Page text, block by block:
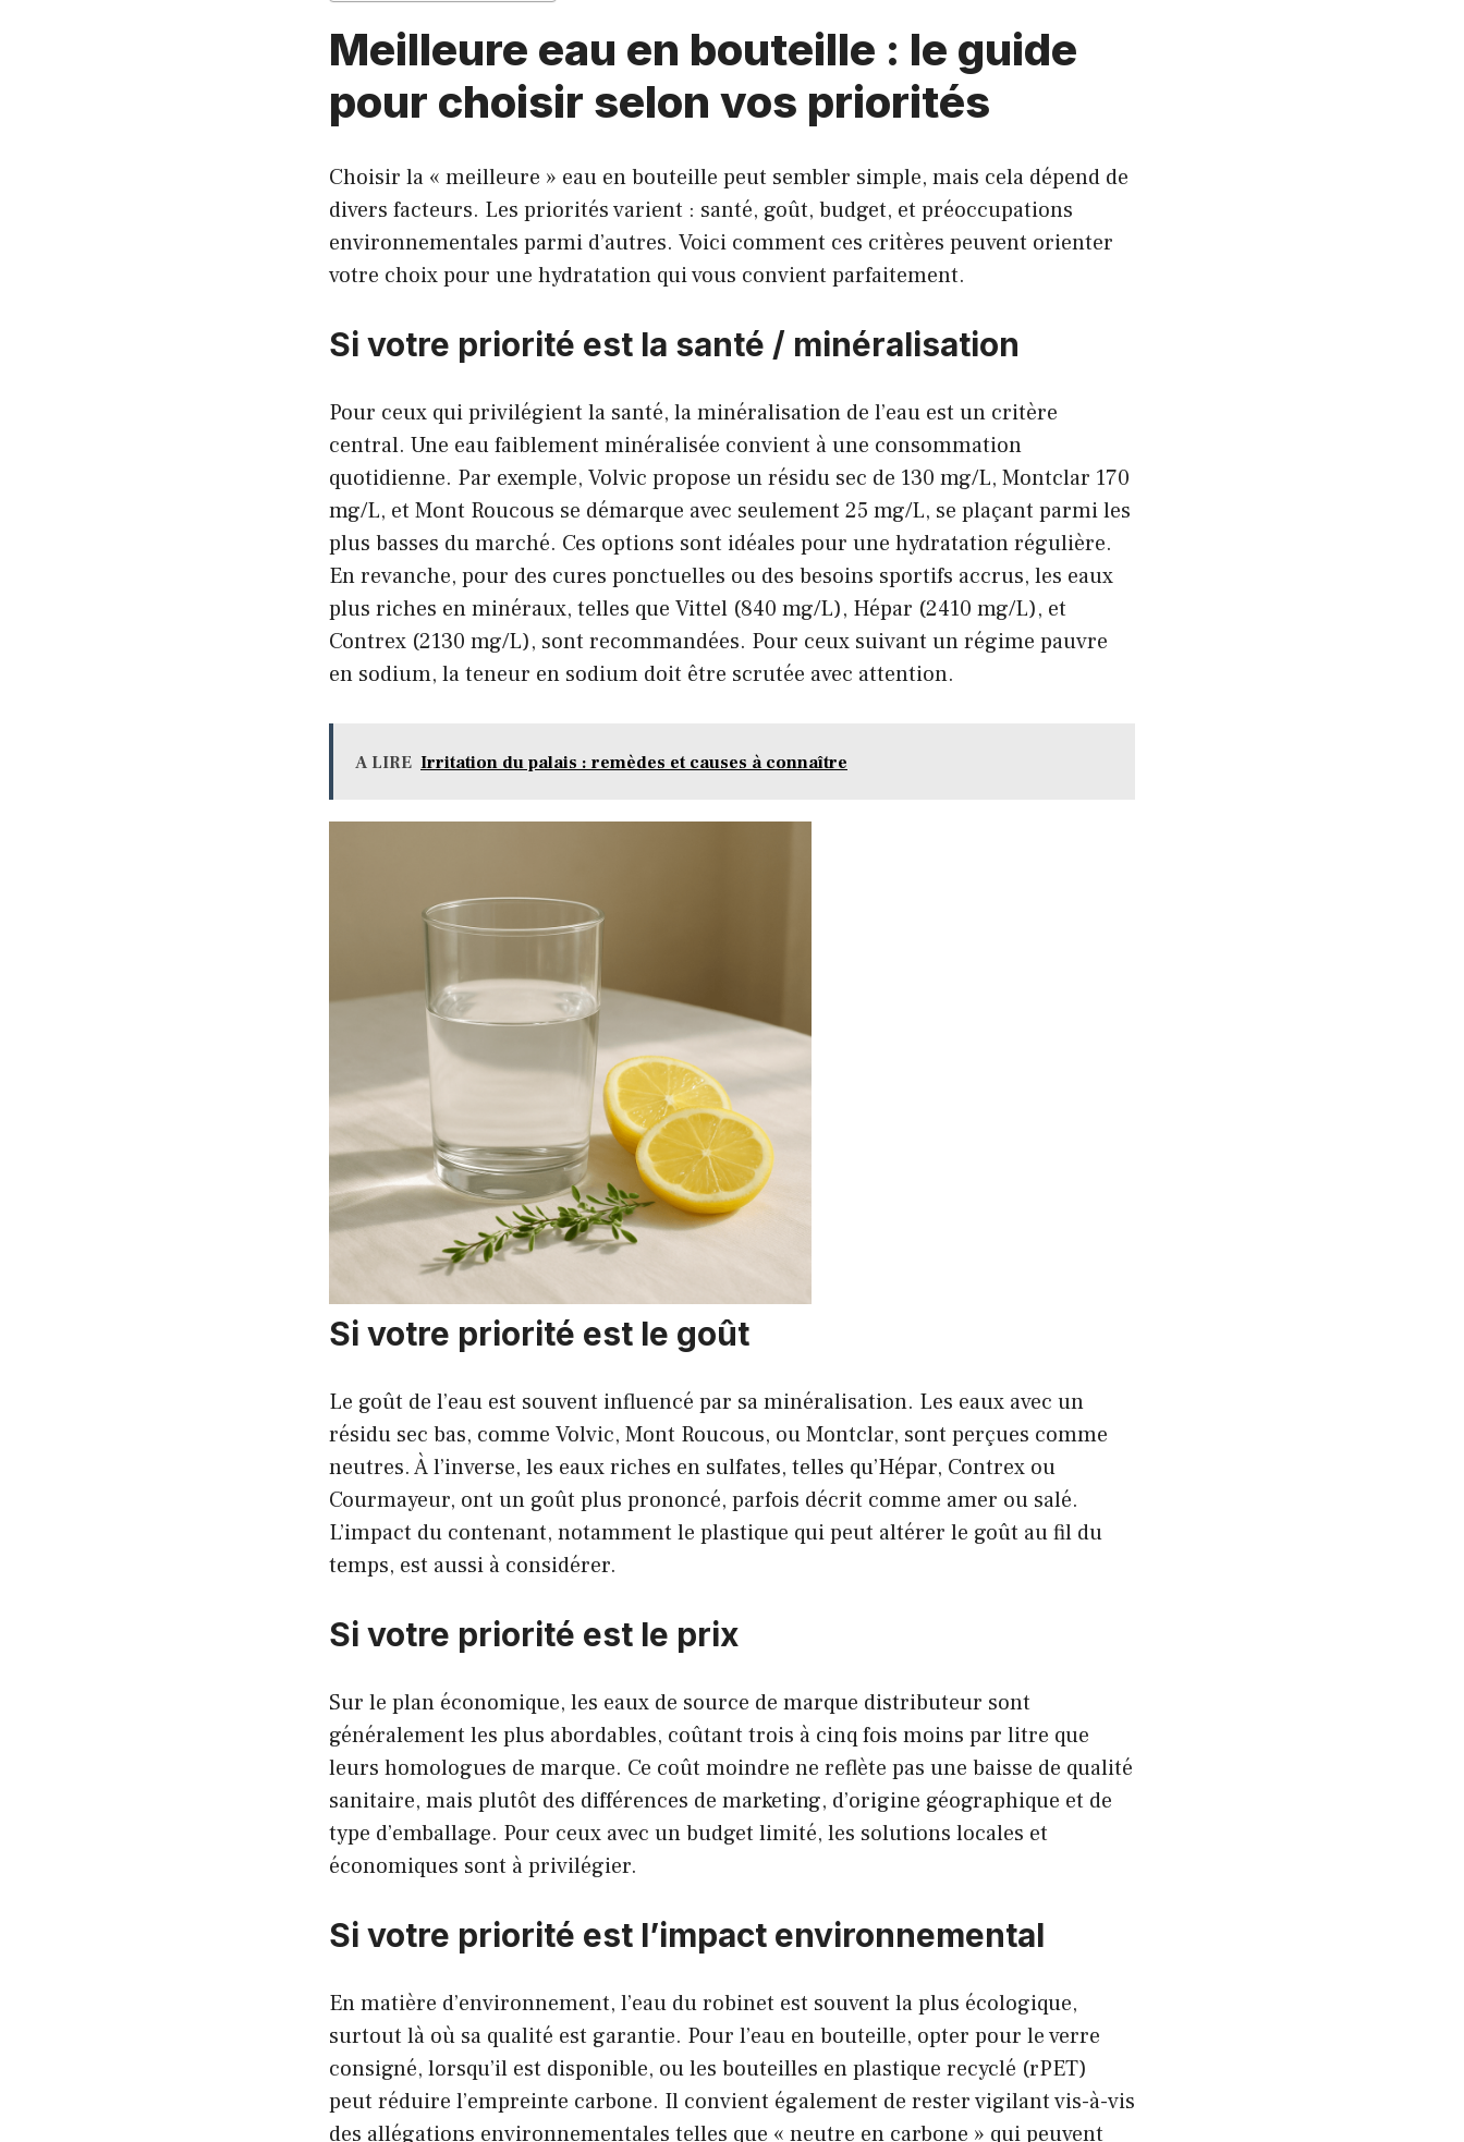
Meilleure eau en bouteille : le guide
pour choisir selon vos priorités
Choisir la « meilleure » eau en bouteille peut sembler simple, mais cela dépend de
divers facteurs. Les priorités varient : santé, goût, budget, et préoccupations
environnementales parmi d’autres. Voici comment ces critères peuvent orienter
votre choix pour une hydratation qui vous convient parfaitement.
Si votre priorité est la santé / minéralisation
Pour ceux qui privilégient la santé, la minéralisation de l’eau est un critère
central. Une eau faiblement minéralisée convient à une consommation
quotidienne. Par exemple, Volvic propose un résidu sec de 130 mg/L, Montclar 170
mg/L, et Mont Roucous se démarque avec seulement 25 mg/L, se plaçant parmi les
plus basses du marché. Ces options sont idéales pour une hydratation régulière.
En revanche, pour des cures ponctuelles ou des besoins sportifs accrus, les eaux
plus riches en minéraux, telles que Vittel (840 mg/L), Hépar (2410 mg/L), et
Contrex (2130 mg/L), sont recommandées. Pour ceux suivant un régime pauvre
en sodium, la teneur en sodium doit être scrutée avec attention.
A LIRE Irritation du palais : remèdes et causes à connaître
Si votre priorité est le goût
Le goût de l’eau est souvent influencé par sa minéralisation. Les eaux avec un
résidu sec bas, comme Volvic, Mont Roucous, ou Montclar, sont perçues comme
neutres. À l’inverse, les eaux riches en sulfates, telles qu’Hépar, Contrex ou
Courmayeur, ont un goût plus prononcé, parfois décrit comme amer ou salé.
L’impact du contenant, notamment le plastique qui peut altérer le goût au fil du
temps, est aussi à considérer.
Si votre priorité est le prix
Sur le plan économique, les eaux de source de marque distributeur sont
généralement les plus abordables, coûtant trois à cinq fois moins par litre que
leurs homologues de marque. Ce coût moindre ne reflète pas une baisse de qualité
sanitaire, mais plutôt des différences de marketing, d’origine géographique et de
type d’emballage. Pour ceux avec un budget limité, les solutions locales et
économiques sont à privilégier.
Si votre priorité est l’impact environnemental
En matière d’environnement, l’eau du robinet est souvent la plus écologique,
surtout là où sa qualité est garantie. Pour l’eau en bouteille, opter pour le verre
consigné, lorsqu’il est disponible, ou les bouteilles en plastique recyclé (rPET)
peut réduire l’empreinte carbone. Il convient également de rester vigilant vis-à-vis
des allégations environnementales telles que « neutre en carbone » qui peuvent